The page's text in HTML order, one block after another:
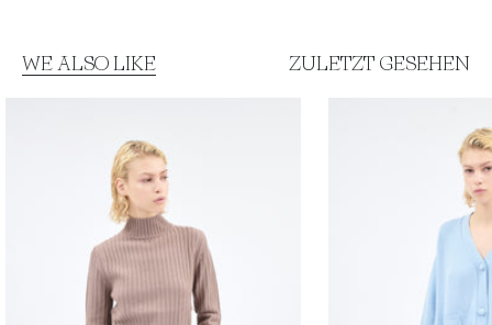
WE ALSO LIKE ZULETZT GESEHEN